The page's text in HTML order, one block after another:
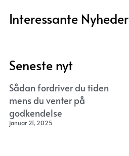
Interessante Nyheder
Seneste nyt
Sådan fordriver du tiden
mens du venter på
godkendelse
januar 21, 2025